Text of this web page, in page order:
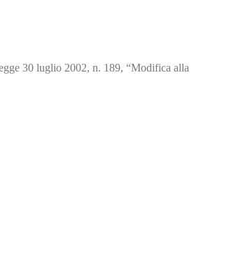
30 luglio 2002, n. 189, “Modifica alla